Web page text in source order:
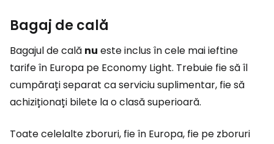
Bagaj de cală
Bagajul de cală nu este inclus în cele mai ieftine
tarife în Europa pe Economy Light. Trebuie fie să îl
cumpărați separat ca serviciu suplimentar, fie să
achiziționați bilete la o clasă superioară.
Toate celelalte zboruri, fie în Europa, fie pe zboruri